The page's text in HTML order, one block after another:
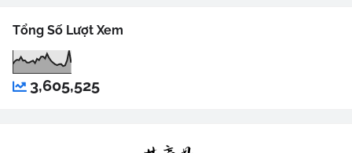
Tổng Số Lượt Xem
3,605,525